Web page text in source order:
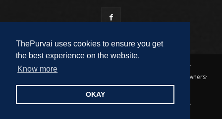
ThePurvai uses cookies to ensure you get
the best experience on the website.
Know more
OKAY
Copyright 2018-2023 THE PURVAI | All Rights Reserved · And Our
Sitemap · All Logos & Trademark Belongs To Their Respective Owners·
Designed & Developed byALL DIGI SEO
पुरवाई अपनी बात कविता कहानी साहित्यिक हलचल लेख
लघुकथा